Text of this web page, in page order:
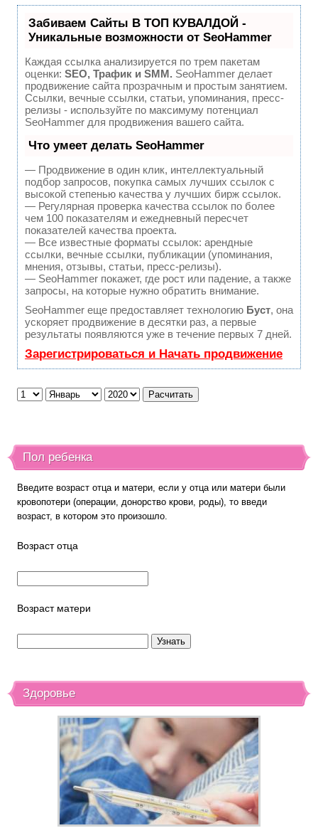
Забиваем Сайты В ТОП КУВАЛДОЙ -
Уникальные возможности от SeoHammer
Каждая ссылка анализируется по трем пакетам
оценки: SEO, Трафик и SMM. SeoHammer делает
продвижение сайта прозрачным и простым занятием.
Ссылки, вечные ссылки, статьи, упоминания, пресс-
релизы - используйте по максимуму потенциал
SeoHammer для продвижения вашего сайта.
Что умеет делать SeoHammer
— Продвижение в один клик, интеллектуальный
подбор запросов, покупка самых лучших ссылок с
высокой степенью качества у лучших бирж ссылок.
— Регулярная проверка качества ссылок по более
чем 100 показателям и ежедневный пересчет
показателей качества проекта.
— Все известные форматы ссылок: арендные
ссылки, вечные ссылки, публикации (упоминания,
мнения, отзывы, статьи, пресс-релизы).
— SeoHammer покажет, где рост или падение, а также
запросы, на которые нужно обратить внимание.
SeoHammer еще предоставляет технологию Буст, она
ускоряет продвижение в десятки раз, а первые
результаты появляются уже в течение первых 7 дней.
Зарегистрироваться и Начать продвижение
Пол ребенка
Введите возраст отца и матери, если у отца или матери были
кровопотери (операции, донорство крови, роды), то введи
возраст, в котором это произошло.
Возраст отца
Возраст матери
Здоровье